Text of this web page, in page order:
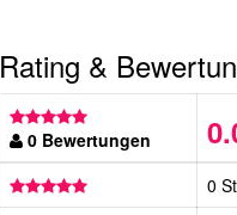
Rating &
0 Bewertungen
0